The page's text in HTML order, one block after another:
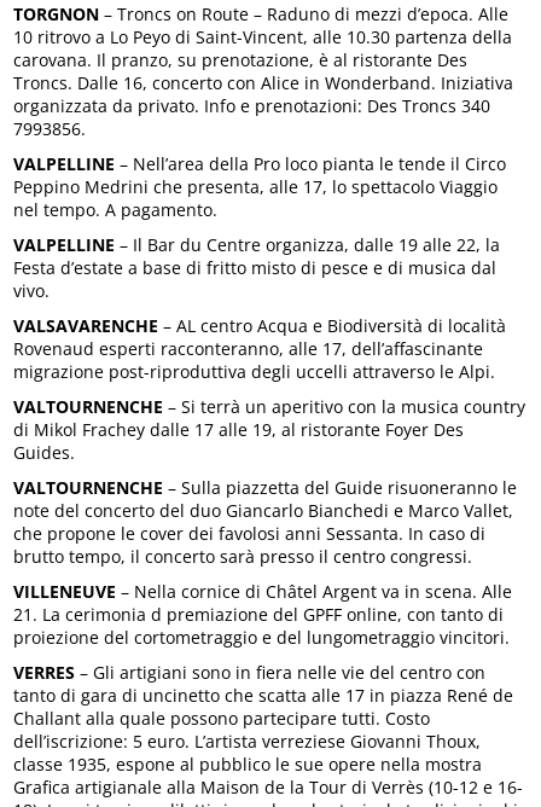
TORGNON – Troncs on Route – Raduno di mezzi d’epoca. Alle
10 ritrovo a Lo Peyo di Saint-Vincent, alle 10.30 partenza della
carovana. Il pranzo, su prenotazione, è al ristorante Des
Troncs. Dalle 16, concerto con Alice in Wonderband. Iniziativa
organizzata da privato. Info e prenotazioni: Des Troncs 340
7993856.
VALPELLINE – Nell’area della Pro loco pianta le tende il Circo
Peppino Medrini che presenta, alle 17, lo spettacolo Viaggio
nel tempo. A pagamento.
VALPELLINE – Il Bar du Centre organizza, dalle 19 alle 22, la
Festa d’estate a base di fritto misto di pesce e di musica dal
vivo.
VALSAVARENCHE – AL centro Acqua e Biodiversità di località
Rovenaud esperti racconteranno, alle 17, dell’affascinante
migrazione post-riproduttiva degli uccelli attraverso le Alpi.
VALTOURNENCHE – Si terrà un aperitivo con la musica country
di Mikol Frachey dalle 17 alle 19, al ristorante Foyer Des
Guides.
VALTOURNENCHE – Sulla piazzetta del Guide risuoneranno le
note del concerto del duo Giancarlo Bianchedi e Marco Vallet,
che propone le cover dei favolosi anni Sessanta. In caso di
brutto tempo, il concerto sarà presso il centro congressi.
VILLENEUVE – Nella cornice di Châtel Argent va in scena. Alle
21. La cerimonia d premiazione del GPFF online, con tanto di
proiezione del cortometraggio e del lungometraggio vincitori.
VERRES – Gli artigiani sono in fiera nelle vie del centro con
tanto di gara di uncinetto che scatta alle 17 in piazza René de
Challant alla quale possono partecipare tutti. Costo
dell’iscrizione: 5 euro. L’artista verreziese Giovanni Thoux,
classe 1935, espone al pubblico le sue opere nella mostra
Grafica artigianale alla Maison de la Tour di Verrès (10-12 e 16-